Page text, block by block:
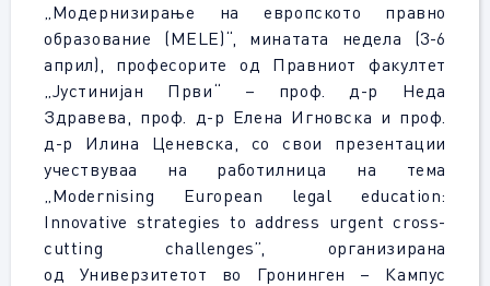
„Модернизирање на европското правно
образование (MELE)“, минатата недела (3-6
април), професорите од Правниот факултет
„Јустинијан Први“ – проф. д-р Неда
Здравева, проф. д-р Елена Игновска и проф.
д-р Илина Ценевска, со свои презентации
учествуваа на работилница на тема
„Modernising European legal education:
Innovative strategies to address urgent cross-
cutting challenges”, организирана
од Универзитетот во Гронинген – Кампус